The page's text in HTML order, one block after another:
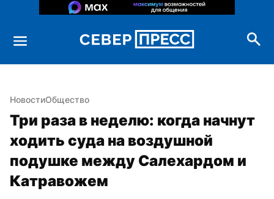
НовостиОбщество
Три раза в неделю: когда начнут
ходить суда на воздушной
подушке между Салехардом и
Катравожем